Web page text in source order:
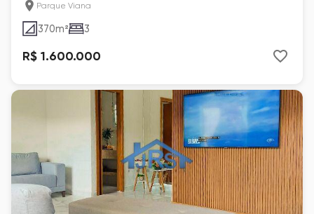
Parque Viana
370m² 3
R$ 1.600.000